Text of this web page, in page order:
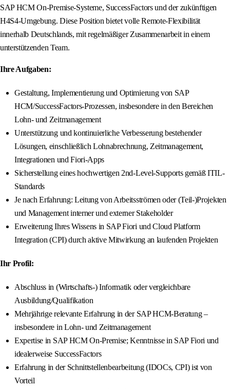
SAP HCM On-Premise-Systeme, SuccessFactors und der zukünftigen
H4S4-Umgebung. Diese Position bietet volle Remote-Flexibilität
innerhalb Deutschlands, mit regelmäßiger Zusammenarbeit in einem
unterstützenden Team.
Ihre Aufgaben:
Gestaltung, Implementierung und Optimierung von SAP
HCM/SuccessFactors-Prozessen, insbesondere in den Bereichen
Lohn- und Zeitmanagement
Unterstützung und kontinuierliche Verbesserung bestehender
Lösungen, einschließlich Lohnabrechnung, Zeitmanagement,
Integrationen und Fiori-Apps
Sicherstellung eines hochwertigen 2nd-Level-Supports gemäß ITIL-
Standards
Je nach Erfahrung: Leitung von Arbeitsströmen oder (Teil-)Projekten
und Management interner und externer Stakeholder
Erweiterung Ihres Wissens in SAP Fiori und Cloud Platform
Integration (CPI) durch aktive Mitwirkung an laufenden Projekten
Ihr Profil:
Abschluss in (Wirtschafts-) Informatik oder vergleichbare
Ausbildung/Qualifikation
Mehrjährige relevante Erfahrung in der SAP HCM-Beratung –
insbesondere in Lohn- und Zeitmanagement
Expertise in SAP HCM On-Premise; Kenntnisse in SAP Fiori und
idealerweise SuccessFactors
Erfahrung in der Schnittstellenbearbeitung (IDOCs, CPI) ist von
Vorteil